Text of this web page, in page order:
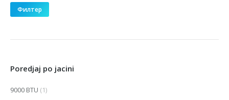
Филтер
Poredjaj po jacini
9000 BTU (1)